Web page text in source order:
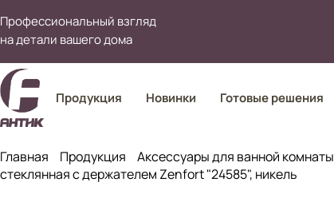
Профессиональный взгляд
на детали вашего дома
Продукция Новинки Готовые решения
Главная Продукция Аксессуары для ванной комнаты
стеклянная с держателем Zenfort "24585", никель